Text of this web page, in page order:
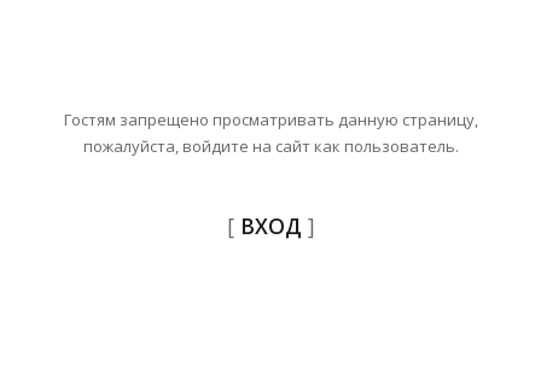
Гостям запрещено просматривать данную страницу,
пожалуйста, войдите на сайт как пользователь.
[ ВХОД ]